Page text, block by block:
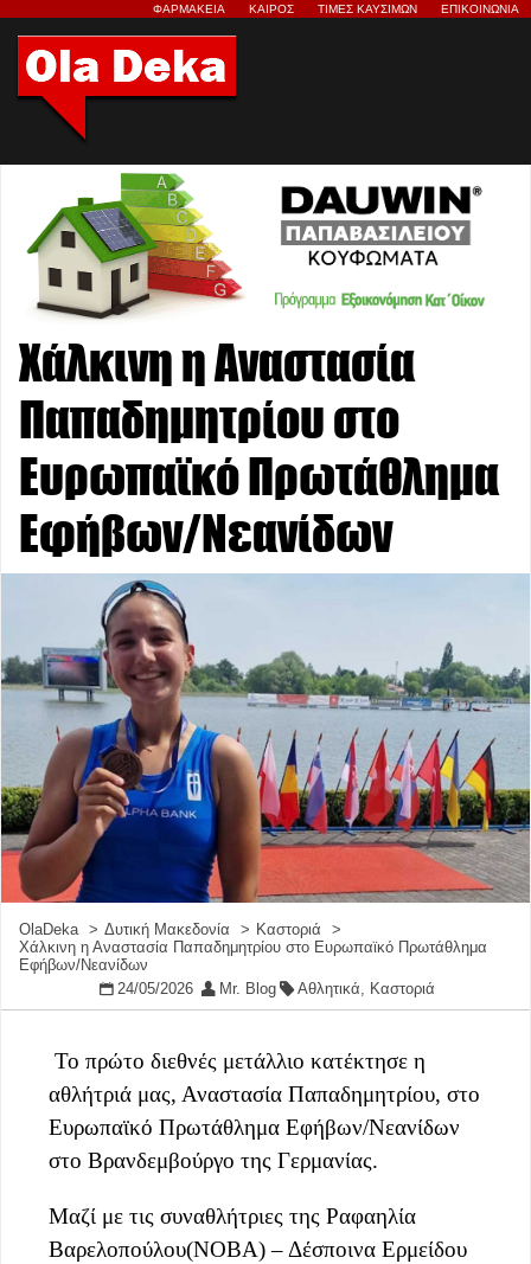
ΦΑΡΜΑΚΕΙΑ ΚΑΙΡΟΣ ΤΙΜΕΣ ΚΑΥΣΙΜΩΝ ΕΠΙΚΟΙΝΩΝΙΑ
Χάλκινη η Αναστασία
Παπαδημητρίου στο
Ευρωπαϊκό Πρωτάθλημα
Εφήβων/Νεανίδων
OlaDeka Δυτική Μακεδονία
Καστοριά
Χάλκινη η Αναστασία Παπαδημητρίου στο Ευρωπαϊκό Πρωτάθλημα
Εφήβων/Νεανίδων
24/05/2026
Mr. Blog Αθλητικά Καστοριά
Το πρώτο διεθνές μετάλλιο κατέκτησε η
αθλήτριά μας, Αναστασία Παπαδημητρίου, στο
Ευρωπαϊκό Πρωτάθλημα Εφήβων/Νεανίδων
στο Βρανδεμβούργο της Γερμανίας.
Μαζί με τις συναθλήτριες της Ραφαηλία
Βαρελοπούλου(ΝΟΒΑ) – Δέσποινα Ερμείδου